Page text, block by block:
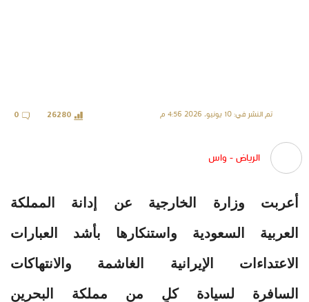
تم النشر في: 10 يونيو، 2026 4:56 م 26280
0
الرياض - واس
أعربت وزارة الخارجية عن إدانة المملكة
العربية السعودية واستنكارها بأشد العبارات
الاعتداءات الإيرانية الغاشمة والانتهاكات
السافرة لسيادة كلٍ من مملكة البحرين